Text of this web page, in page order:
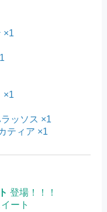
×1
×1
ッソス ×1
ティア ×1
登場！！！
ート